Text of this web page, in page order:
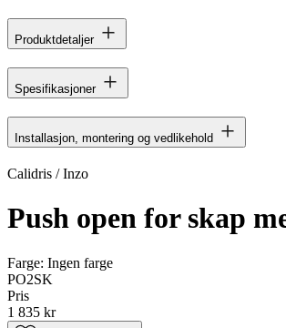
Produktdetaljer
Spesifikasjoner
Installasjon, montering og vedlikehold
Calidris / Inzo
Push open for skap
Farge: Ingen farge
PO2SK
Pris
1 835 kr